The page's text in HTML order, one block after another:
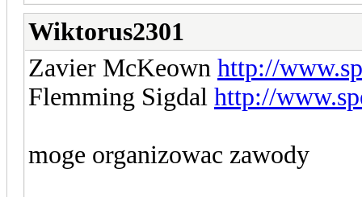
Wiktorus2301
Zavier McKeown http://
Flemming Sigdal http://
moge organizowac zawody